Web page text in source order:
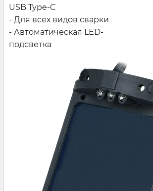
USB Type-C
- Для всех видов сварки
- Автоматическая LED-
подсветка